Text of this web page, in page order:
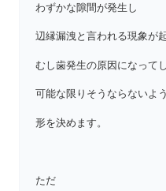
わずかな隙間が発生し
辺縁漏洩と言われる現象が
むし歯発生の原因になって
可能な限りそうならないよう
形を決めます。
ただ